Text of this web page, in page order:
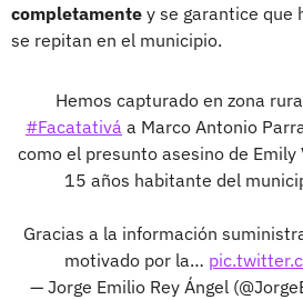
completamente y se garantice que
se repitan en el municipio.
Hemos capturado en zona
#Facatativá a Marco Antonio
como el presunto asesino de
15 años habitante del
Gracias a la información
motivado por la…
— Jorge Emilio Rey Ángel